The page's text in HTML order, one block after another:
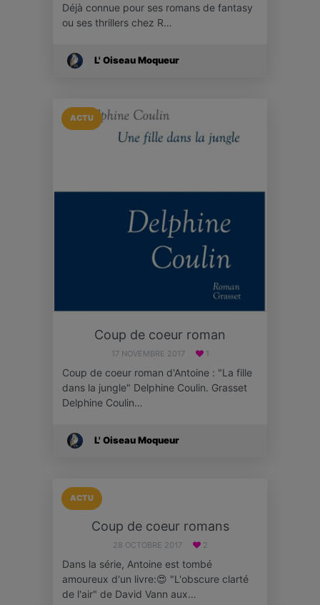
Déjà connue pour ses romans de fantasy
ou ses thrillers chez R…
L' Oiseau Moqueur
ACTU
Coup de coeur roman
17 NOVEMBRE 2017 1
Coup de coeur roman d'Antoine : "La fille
dans la jungle" Delphine Coulin. Grasset
Delphine Coulin…
L' Oiseau Moqueur
ACTU
Coup de coeur romans
28 OCTOBRE 2017 2
Dans la série, Antoine est tombé
amoureux d'un livre:😍 "L'obscure clarté
de l'air" de David Vann aux…